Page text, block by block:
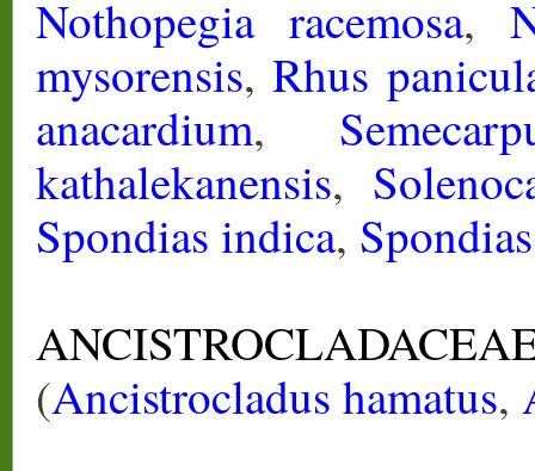
Nothopegia racemosa,
mysorensis,Rhus
anacardium,
kathalekanensis,
Spondias indica,
(Ancistrocladus hamatus,